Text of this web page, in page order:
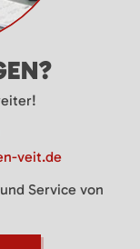
veit.de
Service von